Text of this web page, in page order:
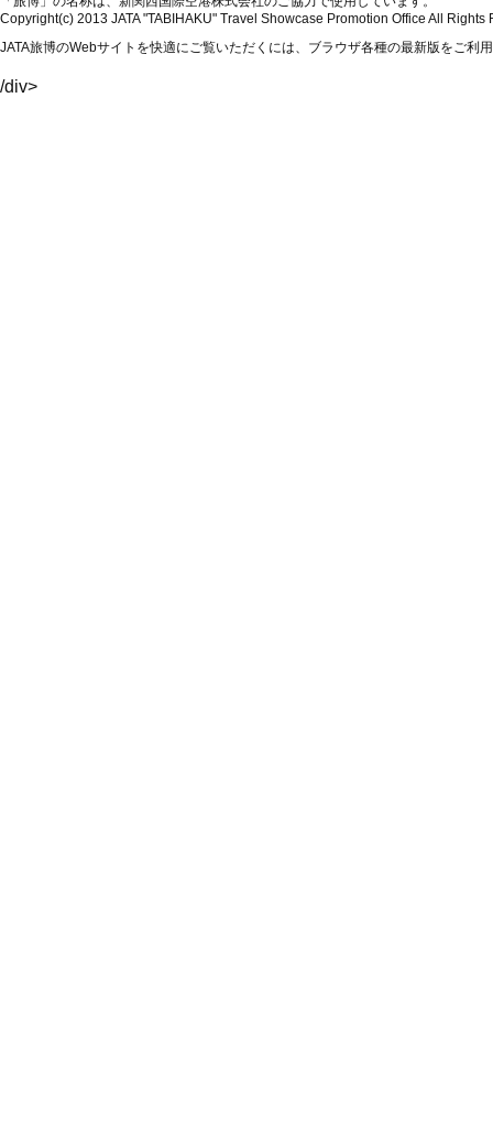
Copyright(c) 2013 JATA "TABIHAKU" Travel Showcase Promotion Office All Rights
JATA旅博のWebサイトを快適にご覧いただくには、ブラウザ各種の最新版をご利
/div>